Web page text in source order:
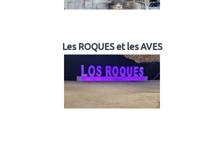
Les ROQUES et les AVES